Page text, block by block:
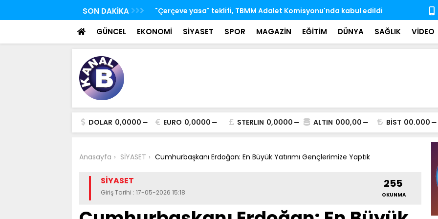
SON DAKİKA
Adalet Komisyonu'nda kabul edildi
Bakan Kacır: Bugüne dek 10 Antarktika, 6 Arktik bilim seferini Türk
bilim insanları gerçekleştirdi
Hayata
iz bıraktı
GÜNCEL EKONOMİ SİYASET SPOR MAGAZİN EĞİTİM DÜNYA SAĞLIK VİDEO
DOLAR 0,0000 EURO 0,0000 STERLIN 0,0000 ALTIN 000,00 BİST 00.000
Anasayfa SİYASET Cumhurbaşkanı Erdoğan: En Büyük Yatırımı Gençlerimize Yaptık
SİYASET
Giriş Tarihi : 17-05-2026 15:18
255
OKUNMA